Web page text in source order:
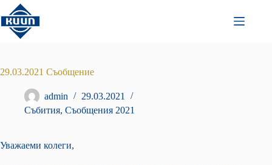
Преминаване
към
съдържанието
29.03.2021 Съобщение
admin
29.03.2021
Събития, Съобщения 2021
Уважаеми колеги,